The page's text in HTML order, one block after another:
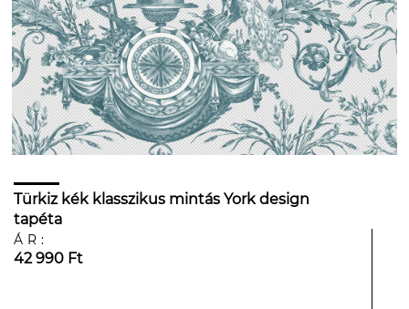
Türkiz kék klasszikus mintás York design
tapéta
ÁR:
42 990 Ft